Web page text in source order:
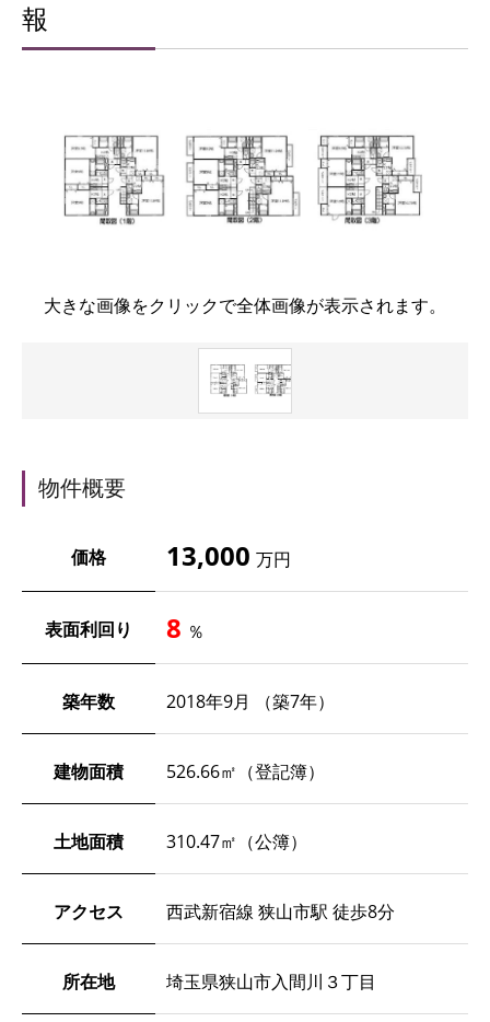
報
大きな画像をクリックで全体画像が表示されます。
物件概要
価格 13,000 万円
表面利回り 8 ％
築年数 2018年9月 （築7年）
建物面積 526.66㎡（登記簿）
土地面積 310.47㎡（公簿）
アクセス 西武新宿線 狭山市駅 徒歩8分
所在地 埼玉県狭山市入間川３丁目